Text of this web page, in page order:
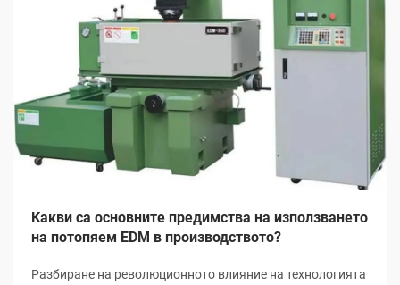
Какви са основните предимства на използването
на потопяем EDM в производството?
Разбиране на революционното влияние на технологията